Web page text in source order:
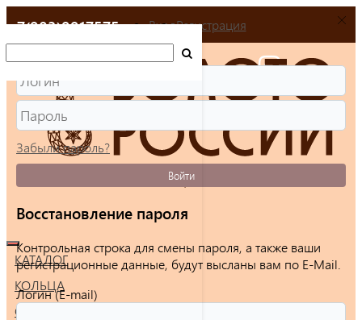
+7(903)9917575
КАТАЛОГ
КОЛЬЦА
СЕРЬГИ
ВходРегистрация
Забыли пароль?
Войти
Восстановление пароля
Контрольная строка для смены пароля, а также ваши
регистрационные данные, будут высланы вам по E-Mail.
Логин (E-mail)